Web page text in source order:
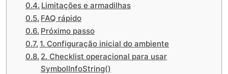
Limitações e armadilhas
FAQ rápido
Próximo passo
1. Configuração inicial do ambiente
2. Checklist operacional para usar
SymbolInfoString()